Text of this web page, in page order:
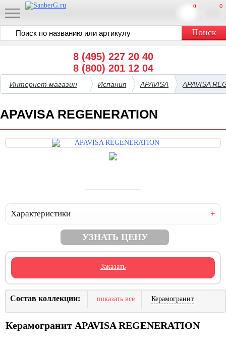
8 (495) 227 20 40
8 (800) 201 12 04
0
0
Интернет магазин Испания APAVISA APAVISA
APAVISA REGENERATION
Характеристики
УЗНАТЬ ЦЕНУ
Заказать
Состав коллекции: показать все Керамогранит
Керамогранит APAVISA REGENERATION